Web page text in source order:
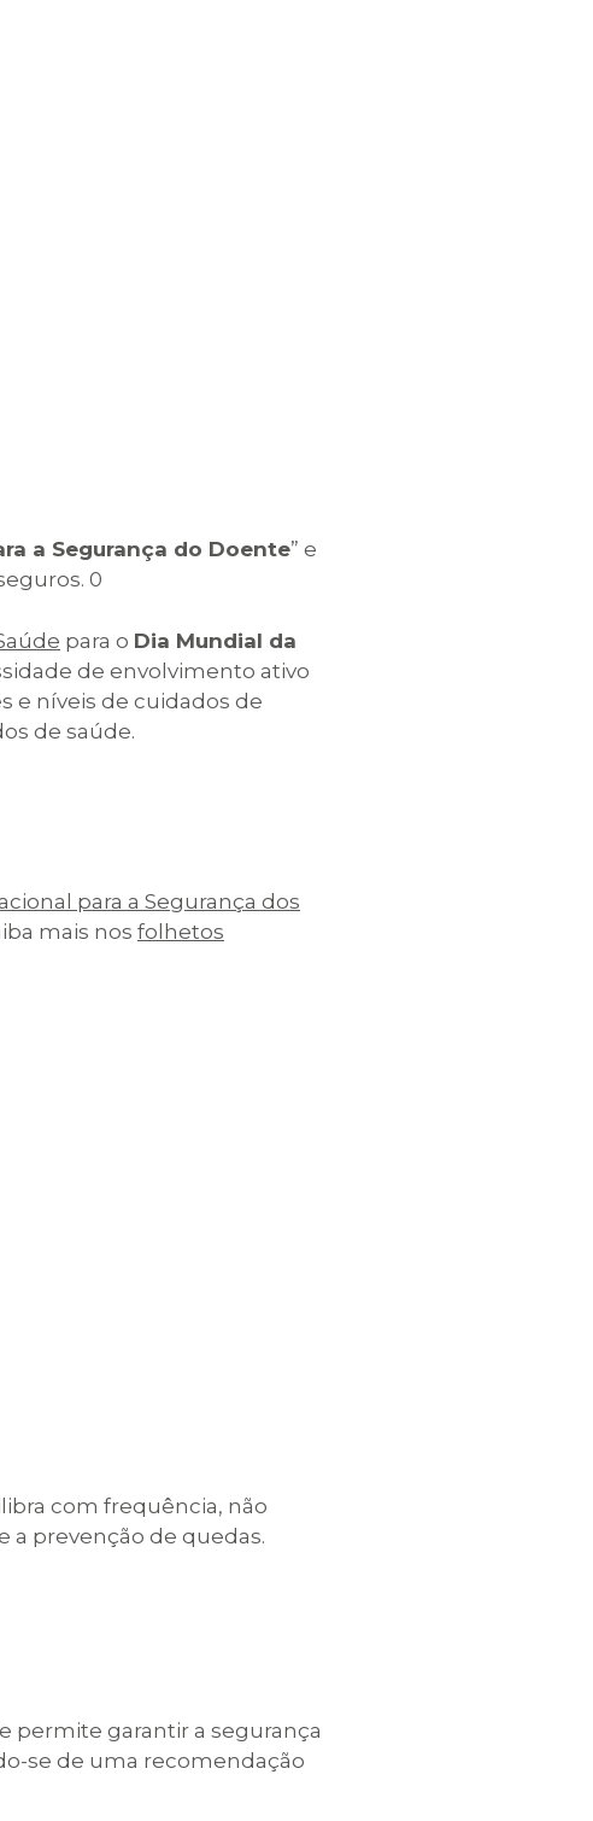
a Segurança do Doente” e
0
para o Dia Mundial da
de envolvimento ativo
e níveis de cuidados de
de saúde.
para a Segurança dos
mais nos folhetos
com frequência, não
a prevenção de quedas.
permite garantir a segurança
se de uma recomendação